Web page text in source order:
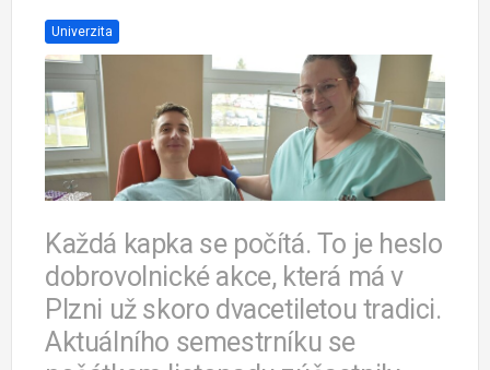
Univerzita
Každá kapka se počítá. To je heslo
dobrovolnické akce, která má v
Plzni už skoro dvacetiletou tradici.
Aktuálního semestrníku se